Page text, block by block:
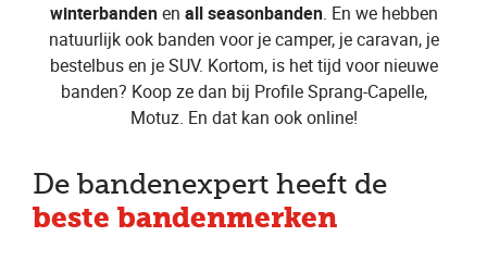
winterbandenen all seasonbanden. En we hebben
natuurlijk ook banden voor je camper, je caravan, je
bestelbus en je SUV. Kortom, is het tijd voor nieuwe
banden? Koop ze dan bij Profile Sprang-Capelle,
Motuz. En dat kan ook online!
De bandenexpert heeft de
beste bandenmerken